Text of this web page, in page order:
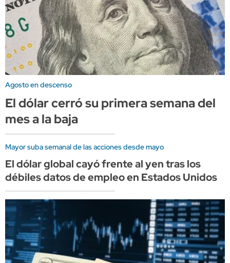
Agosto en descenso
El dólar cerró su primera semana del
mes a la baja
Mayor suba semanal de las acciones desde mayo
El dólar global cayó frente al yen tras los
débiles datos de empleo en Estados Unidos